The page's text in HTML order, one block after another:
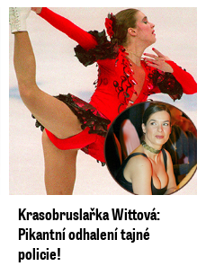
Krasobruslařka Wittová:
Pikantní odhalení tajné
policie!